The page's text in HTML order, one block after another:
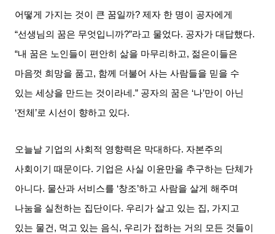
어떻게 가지는 것이 큰 꿈일까?제자 한 명이 공자에게
“선생님의 꿈은 무엇입니까?”라고 물었다. 공자가 대답했다.
“내 꿈은 노인들이 편안히 삶을 마무리하고, 젊은이들은
마음껏 희망을 품고, 함께 더불어 사는 사람들을 믿을 수
있는 세상을 만드는 것이라네 .” 공자의 꿈은 ‘나’만이 아닌
‘전체 ’로 시선이 향하고 있다.
오늘날 기업의 사회적 영향력은 막대하다. 자본주의
사회이기 때문이다. 기업은 사실 이윤만을 추구하는 단체가
아니다. 물산과 서비스를 ‘창조’하고 사람을 살게 해주며
나눔을 실천하는 집단이다. 우리가 살고 있는 집, 가지고
있는 물건 , 먹고 있는 음식, 우리가 접하는 거의 모든 것들이